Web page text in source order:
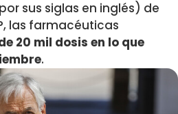
sus siglas en inglés) de
las farmacéuticas
20 mil dosis en lo que
.